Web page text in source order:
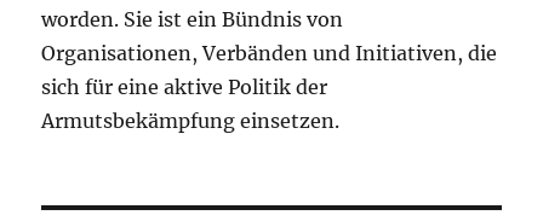
worden. Sie ist ein Bündnis von
Organisationen, Verbänden und Initiativen, die
sich für eine aktive Politik der
Armutsbekämpfung einsetzen.